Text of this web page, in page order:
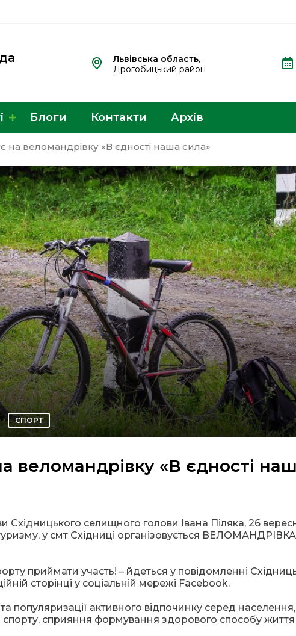
Львівська область,
Дрогобицький район
Блоги Контакти Архів
на веломандрівку «В єдності наша сила»
СПОРТ
веломандрівку «В єдності
Східницького селищного голови Івана Піляка, 26
у смт Східниці організовується
приймати участь! – йдеться у повідомленні
сторінці у соціальній мережі Facebook.
популяризації активного відпочинку серед населення,
спорту, сприяння формування здорового способу життя